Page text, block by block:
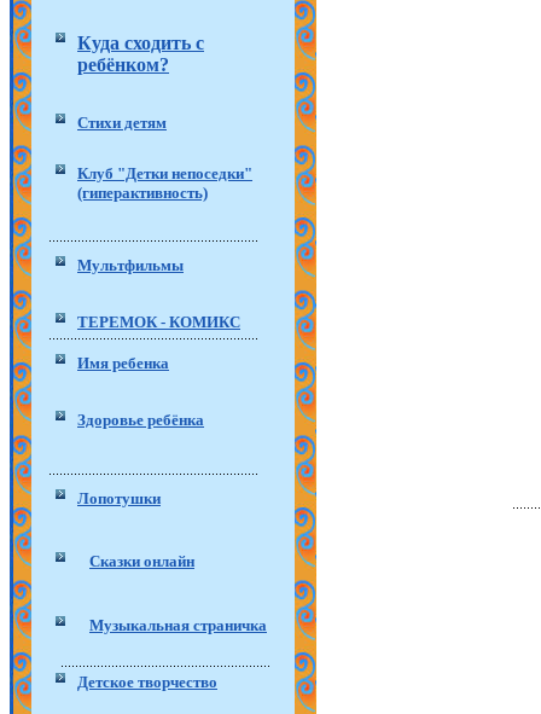
Куда сходить с
ребёнком?
Стихи детям
Клуб "Детки непоседки"
(гиперактивность)
Мультфильмы
ТЕРЕМОК - КОМИКС
Имя ребенка
Здоровье ребёнка
Лопотушки
Сказки онлайн
Музыкальная страничка
Детское творчество